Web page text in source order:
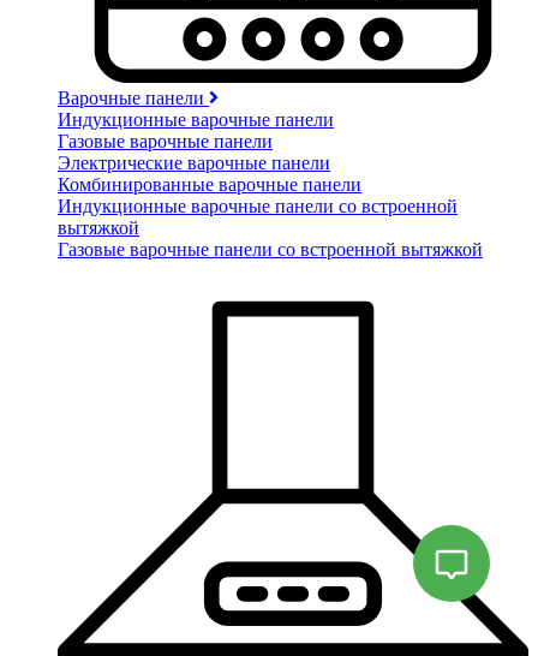
Варочные панели
Индукционные варочные панели
Газовые варочные панели
Электрические варочные панели
Комбинированные варочные панели
Индукционные варочные панели со встроенной
вытяжкой
Газовые варочные панели со встроенной вытяжкой